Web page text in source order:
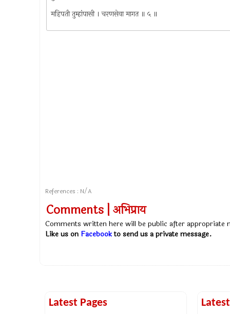
महिपती तुम्हांपासी । चरणसेवा मागत ॥ ५ ॥
References : N/A
Comments | अभिप्राय
Comments written here will be public after appropriate
Like us on Facebookto send us a private message.
Latest Pages